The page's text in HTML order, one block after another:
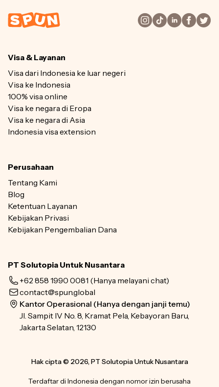
Visa & Layanan
Visa dari Indonesia ke luar negeri
Visa ke Indonesia
100% visa online
Visa ke negara di Eropa
Visa ke negara di Asia
Indonesia visa extension
Perusahaan
Tentang Kami
Blog
Ketentuan Layanan
Kebijakan Privasi
Kebijakan Pengembalian Dana
PT Solutopia Untuk Nusantara
+62 858 1990 0081 (Hanya melayani chat)
contact@spun.global
Kantor Operasional (Hanya dengan janji temu)
Jl. Sampit IV No. 8, Kramat Pela, Kebayoran Baru,
Jakarta Selatan, 12130
Hak cipta © 2026, PT Solutopia Untuk Nusantara
Terdaftar di Indonesia dengan nomor izin berusaha